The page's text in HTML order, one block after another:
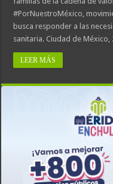
#PorNuestroMéxico,
busca responder a las
sanitaria. Ciudad de México,
LEER MÁS